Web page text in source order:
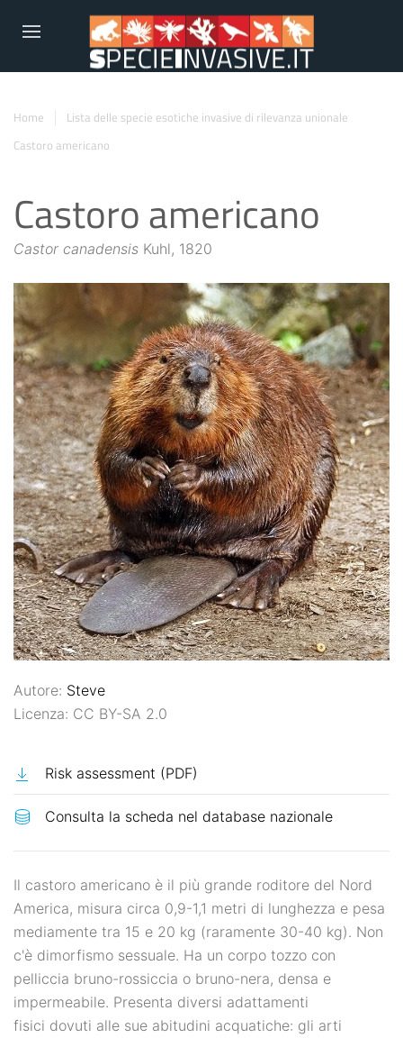
Home
Lista delle specie esotiche invasive di rilevanza unionale
Castoro americano
Castoro americano
Castor canadensis Kuhl, 1820
Autore: Steve
Licenza: CC BY-SA 2.0
Risk assessment (PDF)
Il castoro americano è il più grande roditore del Nord
America, misura circa 0,9-1,1 metri di lunghezza e pesa
mediamente tra 15 e 20 kg (raramente 30-40 kg). Non
c'è dimorfismo sessuale. Ha un corpo tozzo con
pelliccia bruno-rossiccia o bruno-nera, densa e
impermeabile. Presenta diversi adattamenti
fisici dovuti alle sue abitudini acquatiche: gli arti